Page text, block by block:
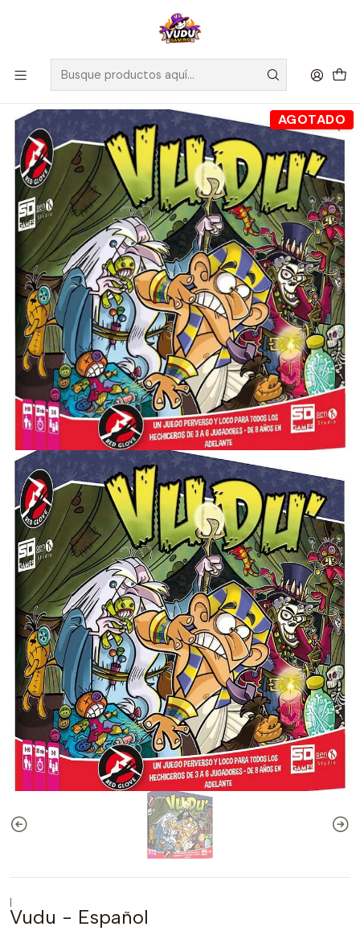
🚀 ¡Despachamos a todo Chile! Envío GRATIS a Regiones sobre
$100.000 y a RM sobre $35.000
Juegos de Mesa Editorial SD Games Vudu - Español
AGOTADO
|
Vudu - Español